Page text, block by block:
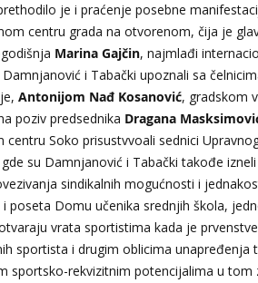
je i praćenje posebne
centru grada na otvorenom, čija je
Marina Gajčin, najmlađi
i Tabački upoznali sa
Antonijom Nađ Kosanović, gradskom
poziv predsednika Dragana
centru Soko prisustvvoali sednici
su Damnjanović i Tabački takođe
sindikalnih mogućnosti i
i poseta Domu učenika srednjih škola,
vrata sportistima kada je
sportista i drugim oblicima unapređenja
sportsko-rekvizitnim potencijalima u tom